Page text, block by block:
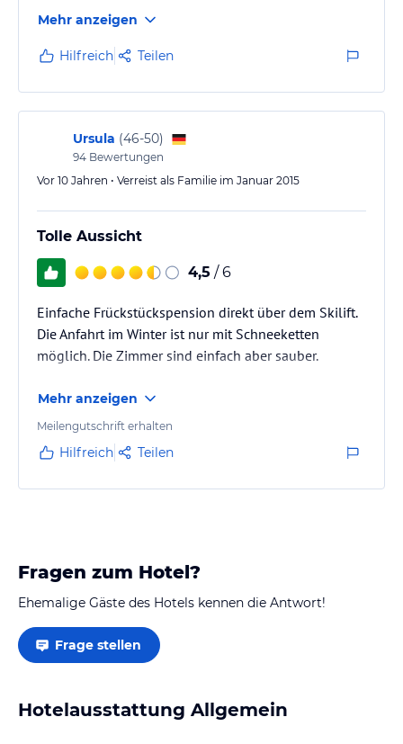
Mehr anzeigen
Hilfreich Teilen
Ursula (46-50)
94 Bewertungen
Vor 10 Jahren • Verreist als Familie im Januar 2015
Tolle Aussicht
4,5 / 6
Einfache Frückstückspension direkt über dem Skilift.
Die Anfahrt im Winter ist nur mit Schneeketten
möglich. Die Zimmer sind einfach aber sauber.
Mehr anzeigen
Meilengutschrift erhalten
Hilfreich Teilen
Fragen zum Hotel?
Ehemalige Gäste des Hotels kennen die Antwort!
Frage stellen
Hotelausstattung Allgemein